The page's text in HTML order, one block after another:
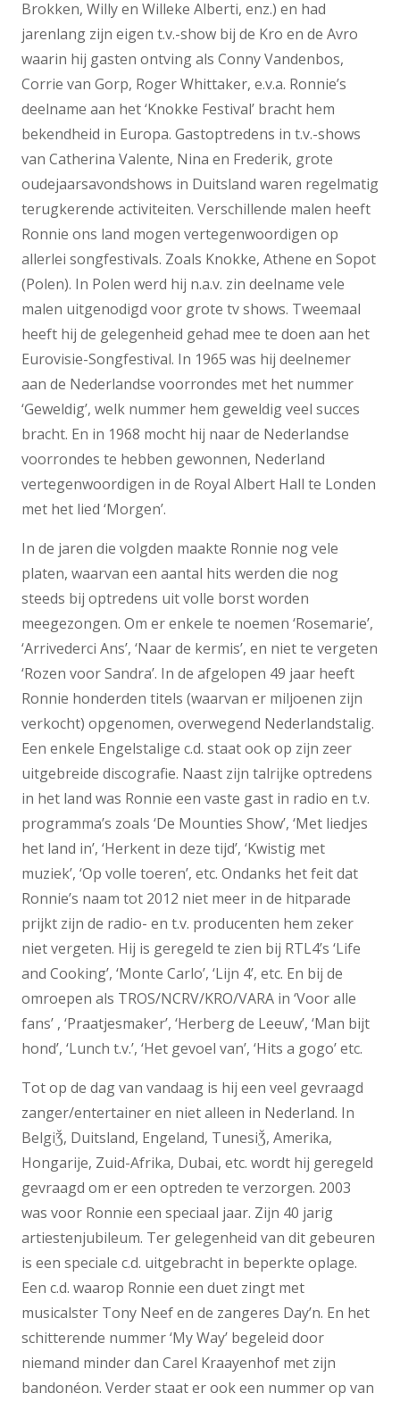
Brokken, Willy en Willeke Alberti, enz.) en had
jarenlang zijn eigen t.v.-show bij de Kro en de Avro
waarin hij gasten ontving als Conny Vandenbos,
Corrie van Gorp, Roger Whittaker, e.v.a. Ronnie’s
deelname aan het ‘Knokke Festival’ bracht hem
bekendheid in Europa. Gastoptredens in t.v.-shows
van Catherina Valente, Nina en Frederik, grote
oudejaarsavondshows in Duitsland waren regelmatig
terugkerende activiteiten. Verschillende malen heeft
Ronnie ons land mogen vertegenwoordigen op
allerlei songfestivals. Zoals Knokke, Athene en Sopot
(Polen). In Polen werd hij n.a.v. zin deelname vele
malen uitgenodigd voor grote tv shows. Tweemaal
heeft hij de gelegenheid gehad mee te doen aan het
Eurovisie-Songfestival. In 1965 was hij deelnemer
aan de Nederlandse voorrondes met het nummer
‘Geweldig’, welk nummer hem geweldig veel succes
bracht. En in 1968 mocht hij naar de Nederlandse
voorrondes te hebben gewonnen, Nederland
vertegenwoordigen in de Royal Albert Hall te Londen
met het lied ‘Morgen’.
In de jaren die volgden maakte Ronnie nog vele
platen, waarvan een aantal hits werden die nog
steeds bij optredens uit volle borst worden
meegezongen. Om er enkele te noemen ‘Rosemarie’,
‘Arrivederci Ans’, ‘Naar de kermis’, en niet te vergeten
‘Rozen voor Sandra’. In de afgelopen 49 jaar heeft
Ronnie honderden titels (waarvan er miljoenen zijn
verkocht) opgenomen, overwegend Nederlandstalig.
Een enkele Engelstalige c.d. staat ook op zijn zeer
uitgebreide discografie. Naast zijn talrijke optredens
in het land was Ronnie een vaste gast in radio en t.v.
programma’s zoals ‘De Mounties Show’, ‘Met liedjes
het land in’, ‘Herkent in deze tijd’, ‘Kwistig met
muziek’, ‘Op volle toeren’, etc. Ondanks het feit dat
Ronnie’s naam tot 2012 niet meer in de hitparade
prijkt zijn de radio- en t.v. producenten hem zeker
niet vergeten. Hij is geregeld te zien bij RTL4’s ‘Life
and Cooking’, ‘Monte Carlo’, ‘Lijn 4’, etc. En bij de
omroepen als TROS/NCRV/KRO/VARA in ‘Voor alle
fans’ , ‘Praatjesmaker’, ‘Herberg de Leeuw’, ‘Man bijt
hond’, ‘Lunch t.v.’, ‘Het gevoel van’, ‘Hits a gogo’ etc.
Tot op de dag van vandaag is hij een veel gevraagd
zanger/entertainer en niet alleen in Nederland. In
BelgiǮ, Duitsland, Engeland, TunesiǮ, Amerika,
Hongarije, Zuid-Afrika, Dubai, etc. wordt hij geregeld
gevraagd om er een optreden te verzorgen. 2003
was voor Ronnie een speciaal jaar. Zijn 40 jarig
artiestenjubileum. Ter gelegenheid van dit gebeuren
is een speciale c.d. uitgebracht in beperkte oplage.
Een c.d. waarop Ronnie een duet zingt met
musicalster Tony Neef en de zangeres Day’n. En het
schitterende nummer ‘My Way’ begeleid door
niemand minder dan Carel Kraayenhof met zijn
bandonéon. Verder staat er ook een nummer op van